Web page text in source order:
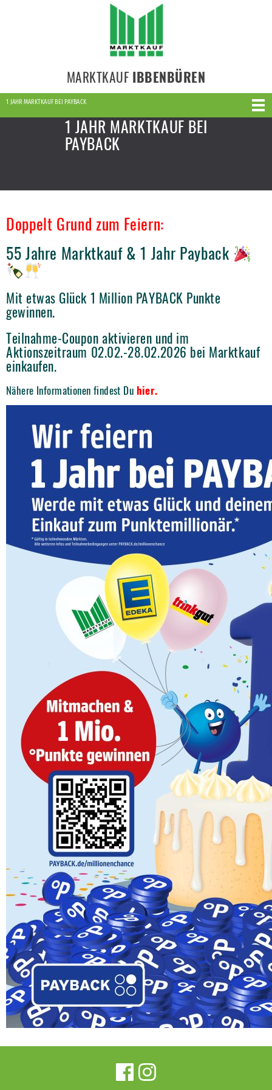
MARKTKAUF IBBENBÜREN
1 JAHR MARKTKAUF BEI PAYBACK
1 JAHR MARKTKAUF BEI
PAYBACK
Doppelt Grund zum Feiern:
55 Jahre Marktkauf & 1 Jahr Payback
Mit etwas Glück 1 Million PAYBACK Punkte
gewinnen.
Teilnahme-Coupon aktivieren und im
Aktionszeitraum 02.02.-28.02.2026 bei Marktkauf
einkaufen.
Nähere Informationen findest Du hier.